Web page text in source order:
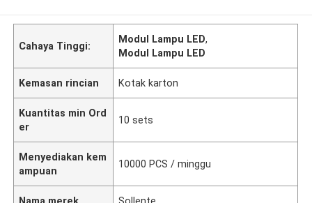
Cahaya Tinggi:
Modul Lampu LED,
Modul Lampu LED
Kemasan rincian Kotak karton
Kuantitas min Ord
er
10 sets
Menyediakan kem
ampuan
10000 PCS / minggu
Nama merek Sollente